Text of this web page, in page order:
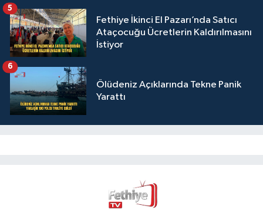
Fethiye İkinci El Pazarı’nda Satıcı
Ataçocuğu Ücretlerin Kaldırılmasını
İstiyor
5
Ölüdeniz Açıklarında Tekne Panik
Yarattı
6